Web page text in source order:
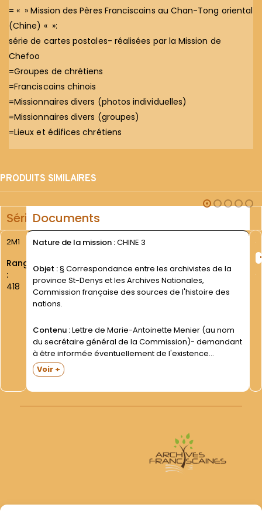
= « » Mission des Pères Franciscains au Chan-Tong oriental
(Chine) « »:
série de cartes postales- réalisées par la Mission de
Chefoo
=Groupes de chrétiens
=Franciscains chinois
=Missionnaires divers (photos individuelles)
=Missionnaires divers (groupes)
=Lieux et édifices chrétiens
PRODUITS SIMILAIRES
SérieDocuments
2M1
Rang
:
418
Nature de la mission :CHINE 3
Objet :§ Correspondance entre les archivistes de la
province St-Denys et les Archives Nationales,
Commission française des sources de l'histoire des
nations.
Contenu :Lettre de Marie-Antoinette Menier (au nom
du secrétaire général de la Commission)- demandant
à être informée éventuellement de l'existence
d'archives concernant l'Asie et l'Océanie (Paris- 20
août 1971)- et réponse négative du P. Lionel Sonnet
Voir +